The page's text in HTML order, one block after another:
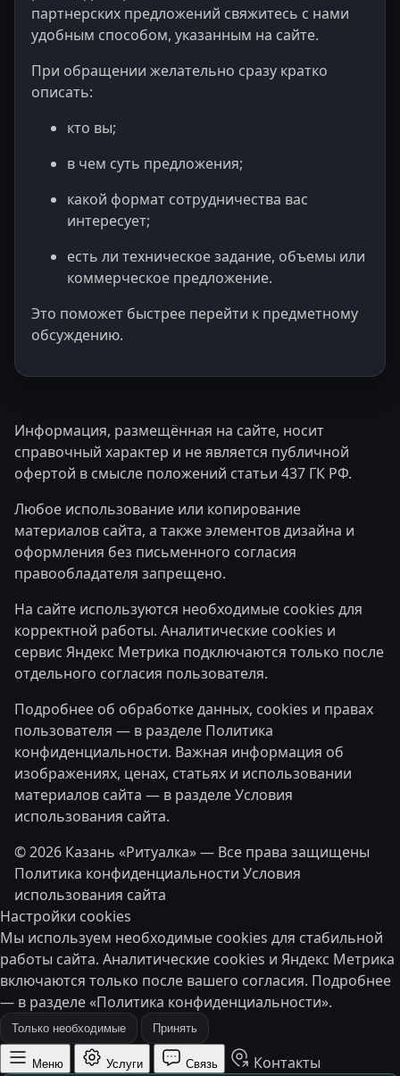
партнерских предложений свяжитесь с нами
удобным способом, указанным на сайте.
При обращении желательно сразу кратко
описать:
кто вы;
в чем суть предложения;
какой формат сотрудничества вас
интересует;
есть ли техническое задание, объемы или
коммерческое предложение.
Это поможет быстрее перейти к предметному
обсуждению.
Информация, размещённая на сайте, носит
справочный характер и не является публичной
офертой в смысле положений статьи 437 ГК РФ.
Любое использование или копирование
материалов сайта, а также элементов дизайна и
оформления без письменного согласия
правообладателя запрещено.
На сайте используются необходимые cookies для
корректной работы. Аналитические cookies и
сервис Яндекс Метрика подключаются только после
отдельного согласия пользователя.
Подробнее об обработке данных, cookies и правах
пользователя — в разделе Политика
конфиденциальности. Важная информация об
изображениях, ценах, статьях и использовании
материалов сайта — в разделеУсловия
использования сайта.
© 2026 Казань «Ритуалка» — Все права защищены
Политика конфиденциальности Условия
использования сайта
Настройки cookies
Мы используем необходимые cookies для стабильной
работы сайта. Аналитические cookies и Яндекс Метрика
включаются только после вашего согласия. Подробнее
— в разделе«Политика конфиденциальности».
Только необходимые Принять
Меню Услуги Связь Контакты